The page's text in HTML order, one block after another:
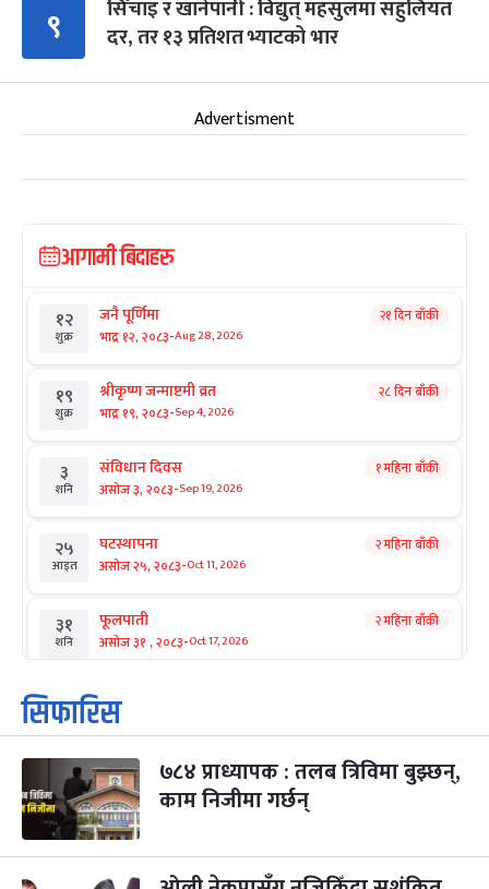
९
सिँचाइ र खानेपानी : विद्युत् महसुलमा सहुलियत
दर, तर १३ प्रतिशत भ्याटको भार
Advertisment
आगामी बिदाहरु
१२
शुक्र
जनै पूर्णिमा
भाद्र १२, २०८३-Aug 28, 2026
२१ दिन बाँकी
१९
शुक्र
श्रीकृष्ण जन्माष्टमी व्रत
भाद्र १९, २०८३-Sep 4, 2026
२८ दिन बाँकी
३
शनि
संविधान दिवस
असोज ३, २०८३-Sep 19, 2026
१ महिना बाँकी
२५
आइत
घटस्थापना
असोज २५, २०८३-Oct 11, 2026
२ महिना बाँकी
३१
शनि
फूलपाती
असोज ३१ , २०८३-Oct 17, 2026
२ महिना बाँकी
१
आइत
कार्तिक सङ्क्रान्ति
कार्तिक १, २०८३
३
मंगल
महानवमी
कार्तिक ३, २०८३-Oct 20, 2026
२ महिना बाँकी
४
कार्तिक ४, २०८३ Oct 21, 2026
सिफारिस
७८४ प्राध्यापक : तलब त्रिविमा बुझ्छन्,
काम निजीमा गर्छन्